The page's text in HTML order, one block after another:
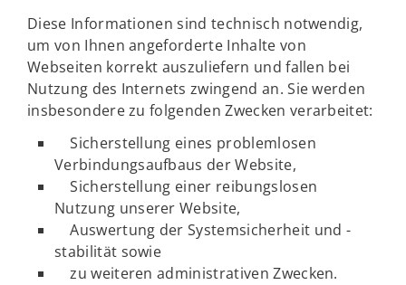
Diese Informationen sind technisch notwendig,
um von Ihnen angeforderte Inhalte von
Webseiten korrekt auszuliefern und fallen bei
Nutzung des Internets zwingend an. Sie werden
insbesondere zu folgenden Zwecken verarbeitet:
Sicherstellung eines problemlosen
Verbindungsaufbaus der Website,
Sicherstellung einer reibungslosen
Nutzung unserer Website,
Auswertung der Systemsicherheit und -
stabilität sowie
zu weiteren administrativen Zwecken.